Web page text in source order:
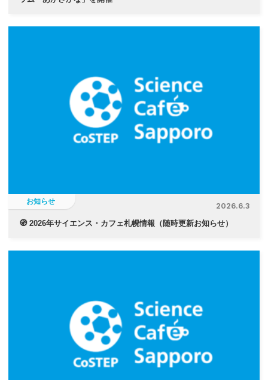
お知らせ
2026.6.3
🧭 2026年サイエンス・カフェ札幌情報（随時更新お知らせ）